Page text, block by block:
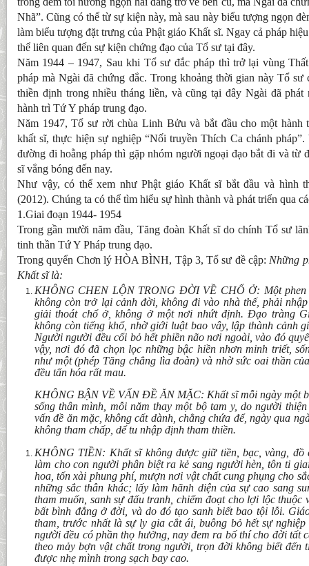
Nhã”. Cũng có thể từ sự kiện này, mà sau này biểu tượng ngọn
làm biểu tượng đặt trưng của Phật giáo Khất sĩ. Ngay cả pháp
thể liên quan đến sự kiện chứng đạo của Tổ sư tại đây.
Năm 1944 – 1947, Sau khi Tổ sư đắc pháp thì trở lại vùng
pháp mà Ngài đã chứng đắc. Trong khoảng thời gian này Tổ
thiền định trong nhiều tháng liền, và cũng tại đây Ngài đã
hành trì Tứ Y pháp trung đạo.
Năm 1947, Tổ sư rời chùa Linh Bửu và bắt đầu cho một hành
khất sĩ, thực hiện sự nghiệp “Nối truyền Thích Ca chánh
đường đi hoằng pháp thì gặp nhóm người ngoại đạo bắt đi và từ
sĩ vắng bóng đến nay.
Như vậy, có thể xem như Phật giáo Khất sĩ bắt đầu và hình
(2012). Chúng ta có thể tìm hiểu sự hình thành và phát triển qua
1.Giai đoạn 1944- 1954
Trong gần mười năm đầu, Tăng đoàn Khất sĩ do chính Tổ sư
tinh thần Tứ Y Pháp trung đạo.
Trong quyển Chơn lý HÒA BÌNH, Tập 3, Tổ sư đề cập: Những
Khất sĩ là:
KHÔNG CHEN LỘN TRONG ĐỜI VỀ CHỔ Ở: Một phen
không còn trở lại cảnh đời, không đi vào nhà thế, phải
giải thoát chổ ở, không ở một nơi nhứt định. Đạo tràng
không còn tiếng khổ, nhờ giới luật bao vây, lập thành cảnh
Người người đều cổi bỏ hết phiền não nơi ngoài, vào đó
vậy, nơi đó đã chọn lọc những bậc hiền nhơn minh triết,
như một (phép Tăng chẳng lìa đoàn) và nhờ sức oai thần
đều tấn hóa rất mau.
KHÔNG BẬN VỀ VẤN ĐỀ ĂN MẶC: Khất sĩ mỗi ngày một
sống thân mình, mỗi năm thay một bộ tam y, do người
vấn đề ăn mặc, không cất dành, chẳng chứa để, ngày qua
không tham chấp, dể tu nhập định tham thiền.
KHÔNG TIỀN: Khất sĩ không được giữ tiền, bạc, vàng, đồ
làm cho con người phân biệt ra kẻ sang người hèn, tôn ti
hoa, tốn xài phung phí, mượn nơi vật chất cung phụng cho
những sắc thân khác; lấy làm hãnh diện của sự cao sang
tham muốn, sanh sự đấu tranh, chiếm đoạt cho lợi lộc thuộc
bất bình đẳng ở đời, và do đó tạo sanh biết bao tội lỗi.
tham, trước nhất là sự ly gia cắt ái, buông bỏ hết sự
người đều có phần thọ hưởng, nay đem ra bố thí cho đời tất
theo mảy bợn vật chất trong người, trọn đời không biết đến
được nhẹ mình trong sạch bay cao.